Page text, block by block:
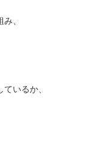
、
いるか、